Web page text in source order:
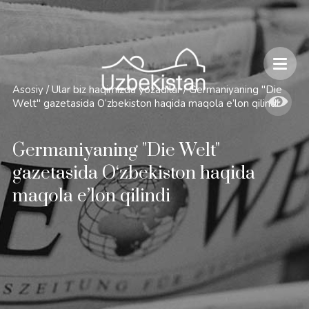
Xavfsizlik va O'zbekiston bo'ylab sayohatlarning o'ziga xos jihatlari
Asosiy / Ular biz haqimizda yozadilar / Germaniyaning "Die
Welt" gazetasida O‘zbekiston haqida maqola e’lon qilindi
Germaniyaning "Die Welt"
gazetasida O‘zbekiston haqida
maqola e’lon qilindi